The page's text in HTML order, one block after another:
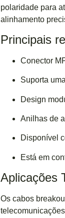
polaridade para
alinhamento
Principais
Conector
Suporta
Design
Anilhas de
Disponível
Está em
Aplicações
Os cabos